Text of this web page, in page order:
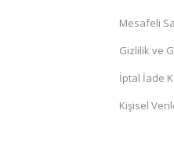
Mesafeli
Gizlilik ve
İptal İade
Kişisel